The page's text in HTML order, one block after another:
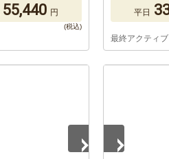
55,440 円 平日
最終アクティ